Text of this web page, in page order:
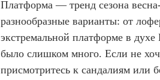
Платформа — тренд сезона
разнообразные варианты: от
экстремальной платформе в
было слишком много. Если не
присмотритесь к сандалиям или